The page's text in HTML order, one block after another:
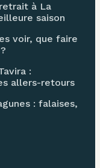
à La
saison
voir, que faire
:
allers-retours
: falaises,